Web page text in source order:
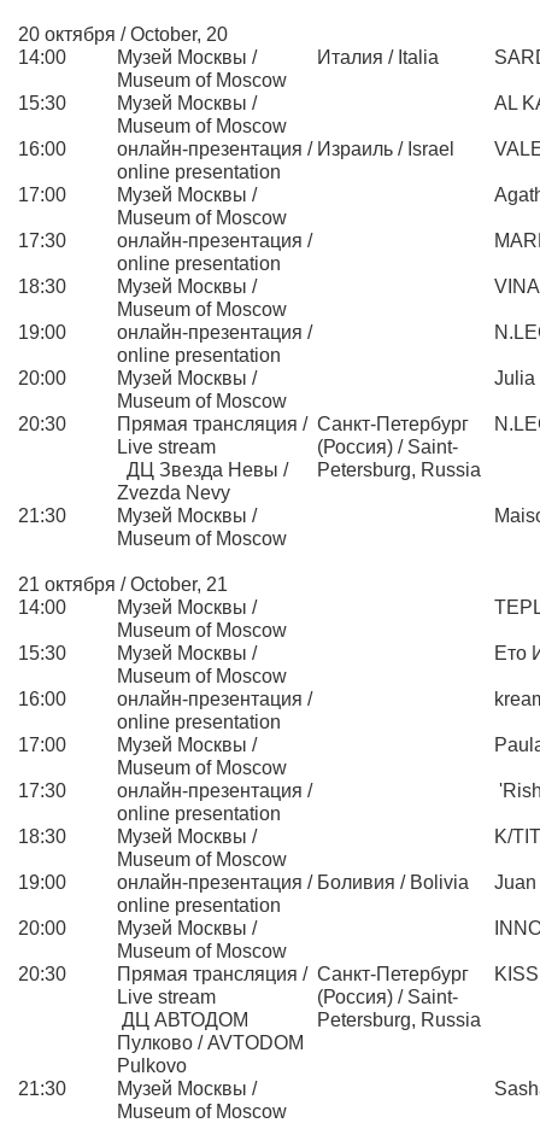
20 октября / October, 20
14:00
Музей Москвы /
Museum of Moscow
Италия / Italia
15:30
Музей Москвы /
Museum of Moscow
AL
16:00
онлайн-презентация /
online presentation
Израиль / Israel
17:00
Музей Москвы /
Museum of Moscow
17:30
онлайн-презентация /
online presentation
18:30
Музей Москвы /
Museum of Moscow
VINA
19:00
онлайн-презентация /
online presentation
20:00
Музей Москвы /
Museum of Moscow
Julia
20:30
Прямая трансляция /
Live stream
ДЦ Звезда Невы /
Zvezda Nevy
Санкт-Петербург
(Россия) / Saint-
Petersburg, Russia
21:30
Музей Москвы /
Museum of Moscow
21 октября / October, 21
14:00
Музей Москвы /
Museum of Moscow
15:30
Музей Москвы /
Museum of Moscow
Ето
16:00
онлайн-презентация /
online presentation
17:00
Музей Москвы /
Museum of Moscow
17:30
онлайн-презентация /
online presentation
18:30
Музей Москвы /
Museum of Moscow
K/
19:00
онлайн-презентация /
online presentation
Боливия / Bolivia
20:00
Музей Москвы /
Museum of Moscow
20:30
Прямая трансляция /
Live stream
ДЦ АВТОДОМ
Пулково / AVTODOM
Pulkovo
Санкт-Петербург
(Россия) / Saint-
Petersburg, Russia
21:30
Музей Москвы /
Museum of Moscow